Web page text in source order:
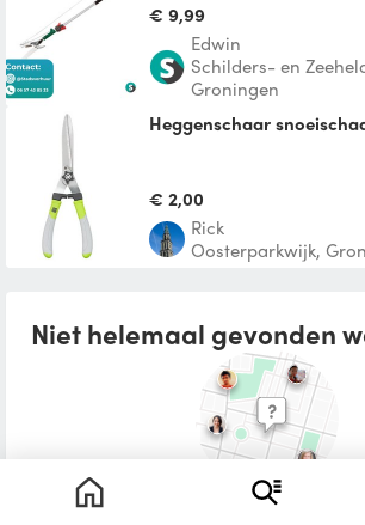
€ 9,99
Edwin
Schilders- en
Groningen
Heggenschaar
€ 2,00
Rick
Oosterparkwijk,
Niet helemaal gevonden
Plaats een leenoproep